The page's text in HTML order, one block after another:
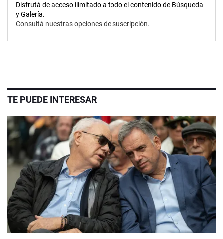
Disfrutá de acceso ilimitado a todo el contenido de Búsqueda
y Galería.
Consultá nuestras opciones de suscripción.
TE PUEDE INTERESAR